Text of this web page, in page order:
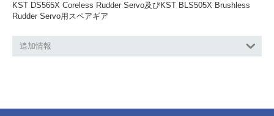
KST DS565X Coreless Rudder Servo及びKST BLS505X Brushless
Rudder Servo用スペアギア
追加情報